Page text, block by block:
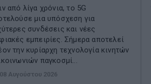
από λίγα χρόνια, το 5G
μια υπόσχεση για
συνδέσεις και νέες
εμπειρίες. Σήμερα αποτελεί
την κυρίαρχη τεχνολογία κινητών
παγκοσμί...
08 Αυγούστου 2026